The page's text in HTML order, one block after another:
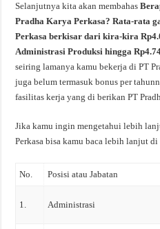
Selanjutnya kita akan membahas
Pradha Karya Perkasa? Rata-rata
Perkasa berkisar dari kira-kira
Administrasi Produksi hingga
seiring lamanya kamu bekerja di PT
juga belum termasuk bonus per
fasilitas kerja yang di berikan PT
Jika kamu ingin mengetahui lebih
Perkasa bisa kamu baca lebih lanjut
No. Posisi atau Jabatan
1. Administrasi